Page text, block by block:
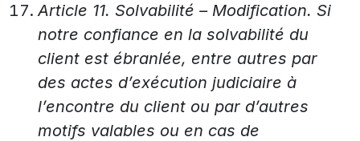
Article 11. Solvabilité – Modification. Si
notre confiance en la solvabilité du
client est ébranlée, entre autres par
des actes d’exécution judiciaire à
l’encontre du client ou par d’autres
motifs valables ou en cas de